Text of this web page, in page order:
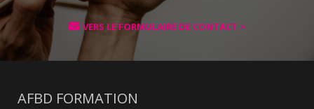
VERS LE FORMULAIRE DE CONTACT >
AFBD FORMATION